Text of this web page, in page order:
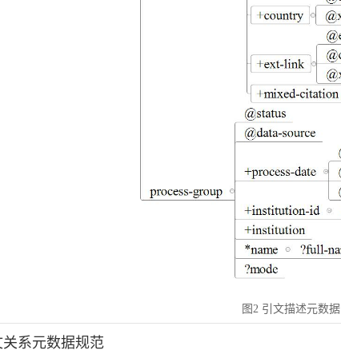
图2 引文描述元数据
关系元数据规范